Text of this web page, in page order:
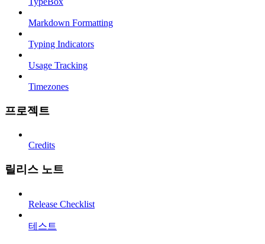
Markdown Formatting
Typing Indicators
Usage Tracking
Timezones
프로젝트
Credits
릴리스 노트
Release Checklist
테스트